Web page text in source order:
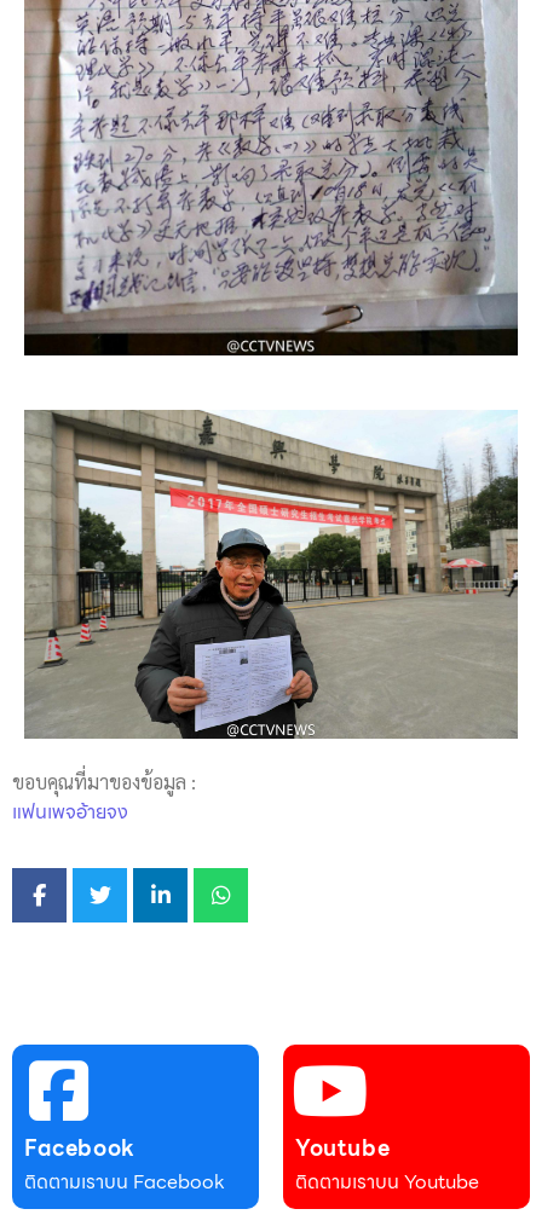
ขอบคุณที่มาของข้อมูล :
แฟนเพจอ้ายจง
Facebook
ติดตามเราบน Facebook
Youtube
ติดตามเราบน Youtube